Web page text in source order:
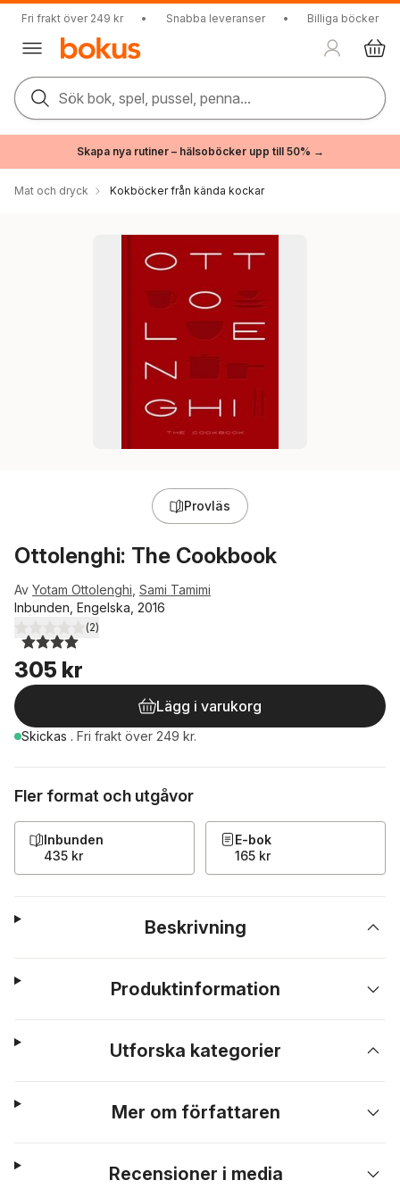
Fri frakt över 249 kr • Snabba leveranser • Billiga böcker
Sök bok, spel, pussel, penna...
Skapa nya rutiner – hälsoböcker upp till 50% →
Mat och dryck Kokböcker från kända kockar
Provläs
Ottolenghi: The Cookbook
Av Yotam Ottolenghi Sami Tamimi
Inbunden, Engelska, 2016
4,0utav 5 stjärnor. Totalt antal röster:
(2)
305 kr
Lägg i varukorg
Skickas . Fri frakt över 249 kr.
Fler format och utgåvor
Inbunden
435 kr
E-bok
165 kr
Beskrivning
Produktinformation
Utforska kategorier
Mer om författaren
Recensioner i media